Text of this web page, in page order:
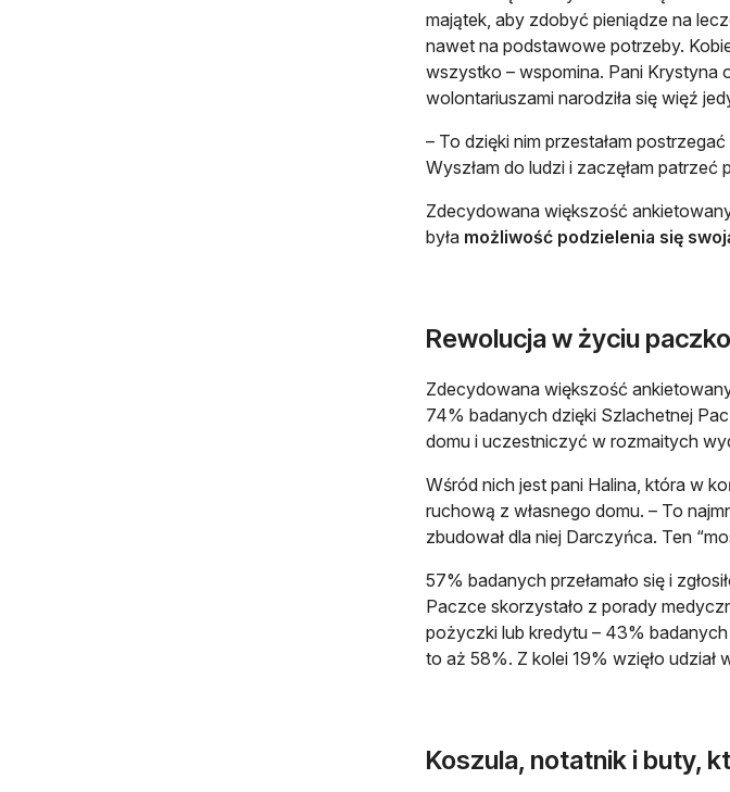
majątek, aby zdobyć pieniądze na
nawet na podstawowe potrzeby.
wszystko – wspomina. Pani Krystyna
wolontariuszami narodziła się więź
– To dzięki nim przestałam
Wyszłam do ludzi i zaczęłam
Zdecydowana większość
była możliwość podzielenia się
Rewolucja w życiu
Zdecydowana większość
74% badanych dzięki Szlachetnej
domu i uczestniczyć w rozmaitych
Wśród nich jest pani Halina, która w
ruchową z własnego domu. – To
zbudował dla niej Darczyńca. Ten
57% badanych przełamało się i
Paczce skorzystało z porady
pożyczki lub kredytu – 43% badanych
to aż 58%. Z kolei 19% wzięło udział
Koszula, notatnik i buty,